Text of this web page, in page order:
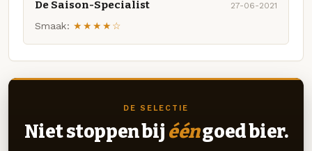
De Saison-Specialist 27-06-2021
Smaak: ★★★★☆
DE SELECTIE
Niet stoppen bij ééngoed bier.